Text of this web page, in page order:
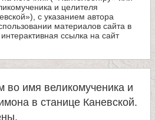
и целителя
с указанием автора
материалов сайта в
ссылка на сайт
имя великомученика и
в станице Каневской.